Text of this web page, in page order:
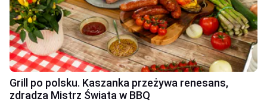
Grill po polsku. Kaszanka przeżywa renesans,
zdradza Mistrz Świata w BBQ